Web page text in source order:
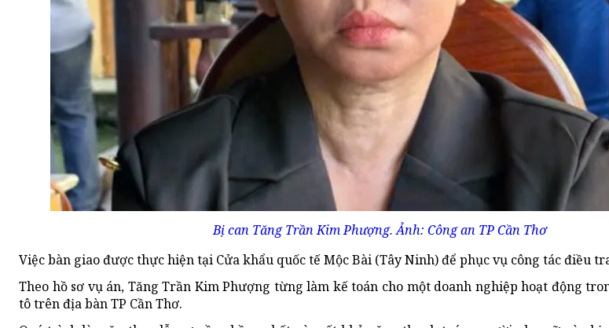
Bị can Tăng Trần Kim Phượng. Ảnh: Công an TP Cần Thơ
Việc bàn giao được thực hiện tại Cửa khẩu quốc tế Mộc Bài (Tây Ninh) để phục vụ công tác điều
Theo hồ sơ vụ án, Tăng Trần Kim Phượng từng làm kế toán cho một doanh nghiệp hoạt động
tô trên địa bàn TP Cần Thơ.